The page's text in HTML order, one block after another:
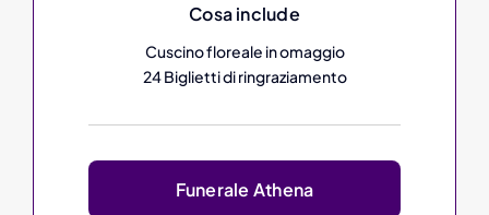
Cosa include
Cuscino floreale in omaggio
24 Biglietti di ringraziamento
Funerale Athena